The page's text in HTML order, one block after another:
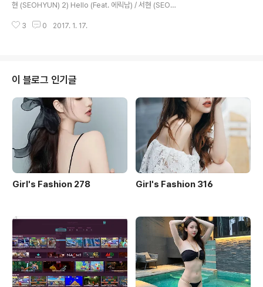
있으면 돼 저 별을 쫓아 하늘 위 걸어둔 꿈 닿을 때까지 어
둠이 날 감싸도 너만은 절대로 놓치지 않을 거야..
현 (SEOHYUN) 2) Hello (Feat. 에릭남) / 서현 (SEOH
(Lonely Love) / 서현 (SEOHYUN) 5) Love & Affect
맞았어 yeah yeah 네 사랑이 부담스러 벗어나려고 했어
했어 모두 미안해 내가 틀렸어 너 없인 난 안 돼 첨부터 다
시 시작하면 안 되니 Please 네가 사랑한 너무 사랑한 내
부탁이야 Don..
3 0 2017. 1. 17.
이 블로그 인기글
Girl's Fashion 278 Girl's Fashion 316